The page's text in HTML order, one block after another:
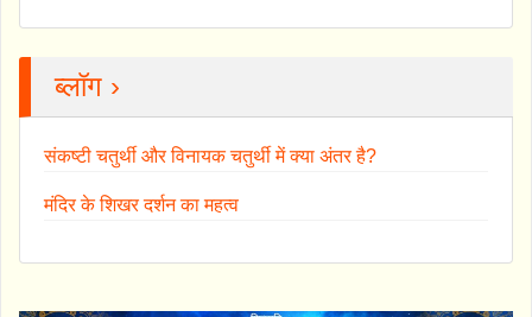
ब्लॉग ›
संकष्टी चतुर्थी और विनायक चतुर्थी में क्या अंतर है?
मंदिर के शिखर दर्शन का महत्व